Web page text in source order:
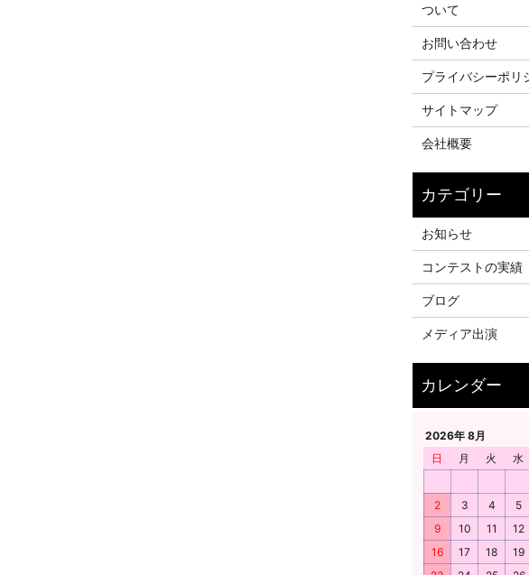
ついて
お問い合わせ
プライバシーポリ
サイトマップ
会社概要
お知らせ
コンテストの実績
ブログ
メディア出演
2026年 8月
日
月 火 水
2
3 4 5
9
10 11 12
16
17 18 19